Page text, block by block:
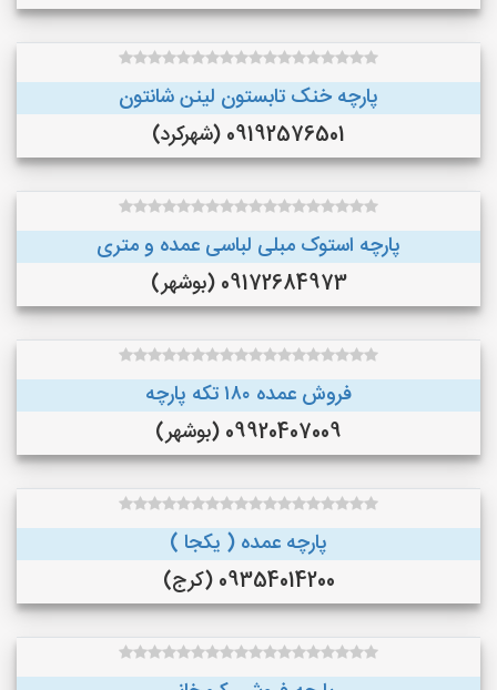
پارچه خنک تابستون لینن شانتون
09192576501 (شهرکرد)
پارچه استوک مبلی لباسی عمده و متری
09172684973 (بوشهر)
فروش عمده ۱۸۰ تکه پارچه
09920407009 (بوشهر)
پارچه عمده ( یکجا )
09354014200 (کرج)